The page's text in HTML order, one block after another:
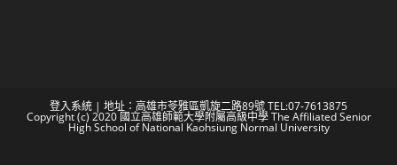
登入系統 | 地址：高雄市苓雅區凱旋二路89號 TEL:07-7613875
Copyright (c) 2020 國立高雄師範大學附屬高級中學 The Affiliated Senior
High School of National Kaohsiung Normal University